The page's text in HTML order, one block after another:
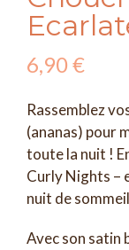
6,90€
Rassemblez
(ananas) pour
toute la nuit !
Curly Nights –
nuit de
Avec son satin